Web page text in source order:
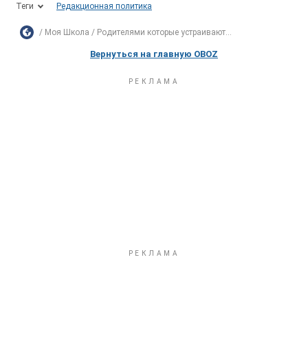
Теги Редакционная политика
Моя Школа Родителями которые устраивают...
Вернуться на главную OBOZ